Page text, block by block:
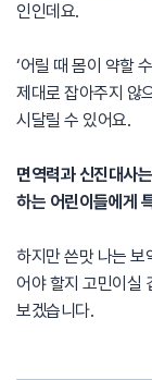
인인데요.
‘어릴 때 몸이 약할
제대로 잡아주지 않
시달릴 수 있어요.
면역력과 신진대사
하는 어린이들에게
하지만 쓴맛 나는 보
어야 할지 고민이실
보겠습니다.